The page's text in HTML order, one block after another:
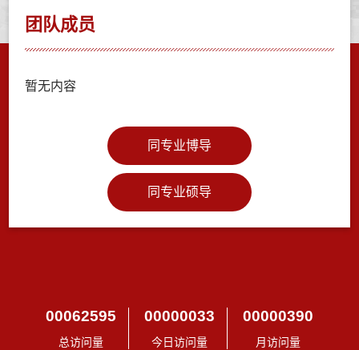
团队成员
暂无内容
同专业博导
同专业硕导
00062595
总访问量
00000033
今日访问量
00000390
月访问量